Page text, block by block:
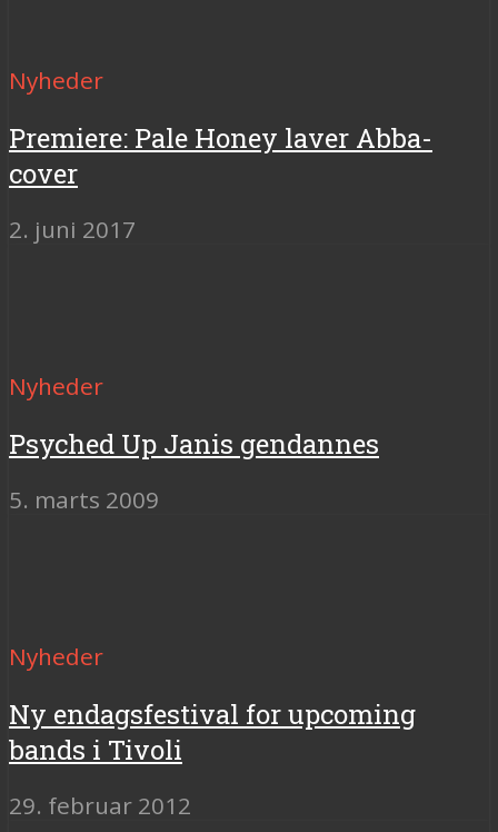
Nyheder
Premiere: Pale Honey laver Abba-
cover
2. juni 2017
Nyheder
Psyched Up Janis gendannes
5. marts 2009
Nyheder
Ny endagsfestival for upcoming
bands i Tivoli
29. februar 2012